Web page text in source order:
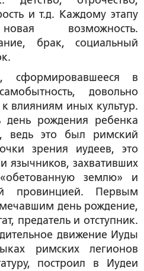
и т.д. Каждому этапу
новая возможность.
брак, социальный
сформировавшееся в
довольно
к влияниям иных культур.
день рождения ребенка
ведь это был римский
зрения иудеев, это
язычников, захвативших
землю» и
провинцией. Первым
день рождение,
предатель и отступник.
движение Иуды
римских легионов
построил в Иудеи